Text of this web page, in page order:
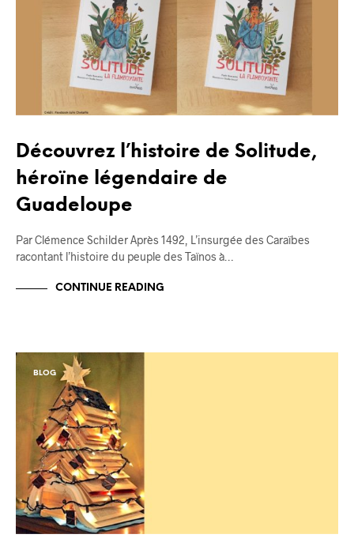
Découvrez l’histoire de Solitude,
héroïne légendaire de
Guadeloupe
Par Clémence Schilder Après 1492, L’insurgée des Caraïbes
racontant l’histoire du peuple des Taïnos à…
CONTINUE READING
BLOG